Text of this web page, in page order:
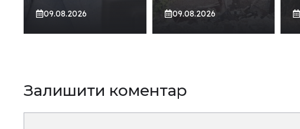
09.08.2026 09.08.2026
Залишити коментар